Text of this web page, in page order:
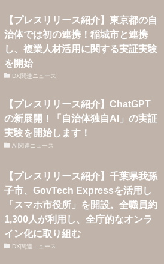
【プレスリリース紹介】東京都の自
治体では初の連携！稲城市と連携
し、複業人材活用に関する実証実験
を開始
DX関連ニュース
【プレスリリース紹介】ChatGPT
の新展開！「自治体独自AI」の実証
実験を開始します！
AI関連ニュース
【プレスリリース紹介】千葉県我孫
子市、GovTech Expressを活用し
「スマホ市役所」を開設。全職員約
1,300人が利用し、全庁的なオンラ
イン化に取り組む
DX関連ニュース